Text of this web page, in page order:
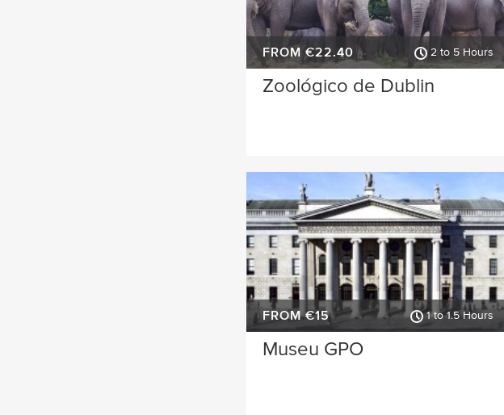
FROM €22.40 2 to 5 Hours
Zoológico de Dublin
FROM €15 1 to 1.5 Hours
Museu GPO